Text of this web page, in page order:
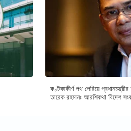
কণ্টকাকীর্ণ পথ পেরিয়ে
তারেক রহমানঃ আরশিকথা বিদেশ